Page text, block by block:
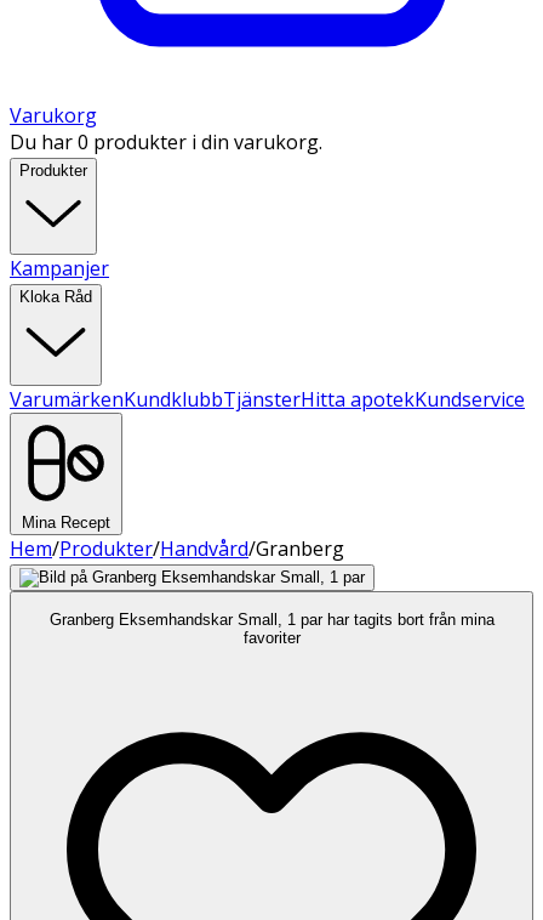
Varukorg
Du har 0 produkter i din varukorg.
Produkter
Kampanjer
Kloka Råd
VarumärkenKundklubbTjänsterHitta apotekKundservice
Mina Recept
Hem/Produkter/Handvård/Granberg
Granberg Eksemhandskar Small, 1 par har tagits bort från mina
favoriter